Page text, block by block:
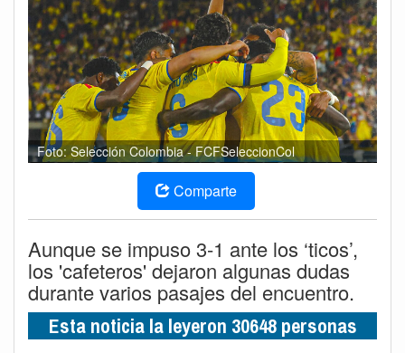
Foto: Selección Colombia - FCFSeleccionCol
Comparte
Aunque se impuso 3-1 ante los ‘ticos’,
los 'cafeteros' dejaron algunas dudas
durante varios pasajes del encuentro.
Esta noticia la leyeron 30648 personas